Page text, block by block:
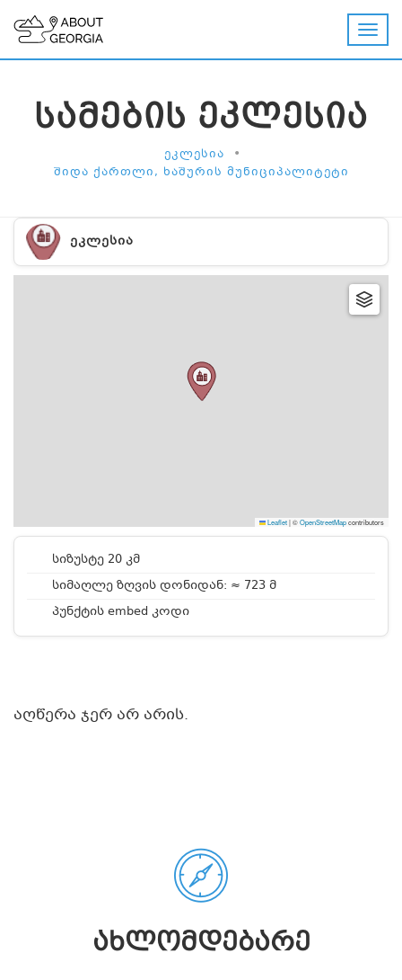
ᲡᲐᲛᲔᲑᲘᲡ ᲔᲙᲚᲔᲡᲘᲐ
ᲔᲙᲚᲔᲡᲘᲐ •
ᲨᲘᲓᲐ ᲥᲐᲠᲗᲚᲘ, ᲮᲐᲨᲣᲠᲘᲡ ᲛᲣᲜᲘᲪᲘᲞᲐᲚᲘᲢᲔᲢᲘ
ᲔᲙᲚᲔᲡᲘᲐ
Leaflet|©OpenStreetMapcontributors
სიზუსტე 20 კმ
სიმაღლე ზღვის დონიდან: ≈ 723 მ
პუნქტის embed კოდი
აღწერა ჯერ არ არის.
ᲐᲮᲚᲝᲛᲓᲔᲑᲐᲠᲔ